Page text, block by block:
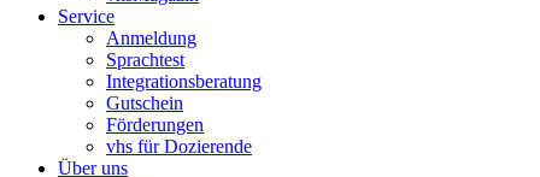
Service
Anmeldung
Sprachtest
Integrationsberatung
Gutschein
Förderungen
vhs für Dozierende
Über uns